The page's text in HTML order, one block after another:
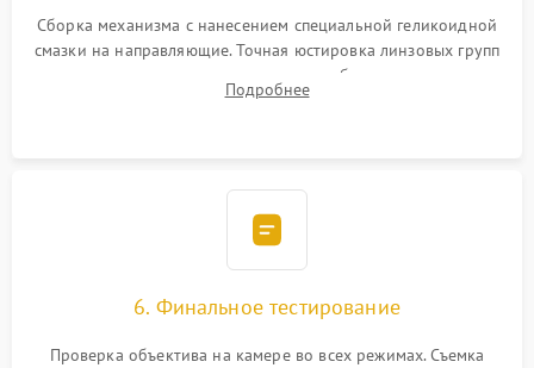
Сборка механизма с нанесением специальной геликоидной
смазки на направляющие. Точная юстировка линзовых групп
программным или механическим способом для устранения
бэк
Подробнее
6. Финальное тестирование
Проверка объектива на камере во всех режимах. Съемка